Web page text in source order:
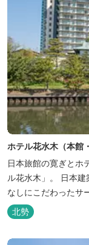
ホテル花水木（本館
日本旅館の寛ぎとホ
ル花水木」。 日本
なしにこだわったサ
喫いただけます。
北勢